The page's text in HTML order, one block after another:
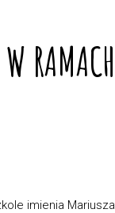
RAMACH
imienia Mariusza